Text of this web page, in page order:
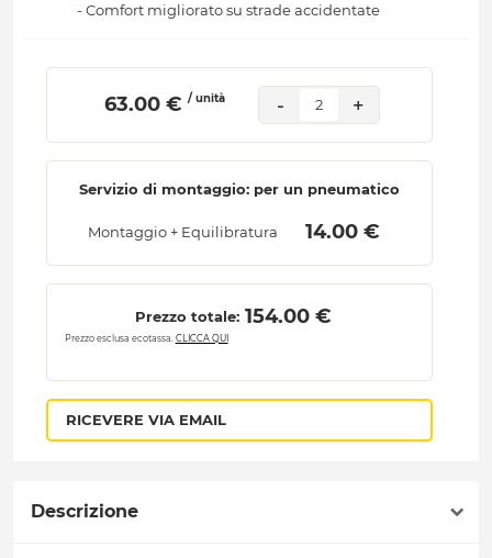
- Comfort migliorato su strade accidentate
63.00 € / unità - 2 +
Servizio di montaggio: per un pneumatico
Montaggio + Equilibratura 14.00 €
Prezzo totale: 154.00 €
Prezzo esclusa ecotassa. CLICCA QUI
RICEVERE VIA EMAIL
Descrizione